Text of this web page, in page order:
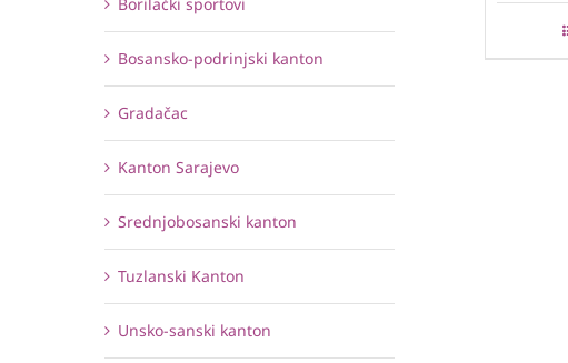
Bosansko-podrinjski kanton
Gradačac
Kanton Sarajevo
Srednjobosanski kanton
Tuzlanski Kanton
Unsko-sanski kanton